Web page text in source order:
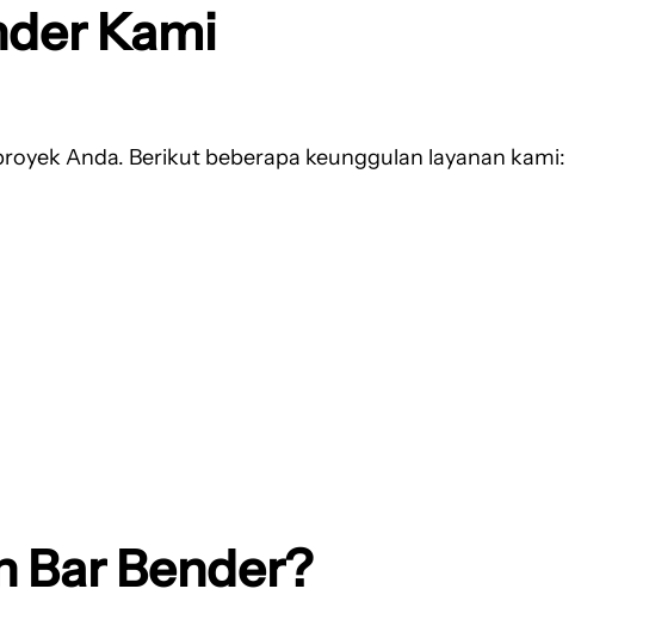
Kami
Anda. Berikut beberapa keunggulan layanan kami:
Bar Bender?